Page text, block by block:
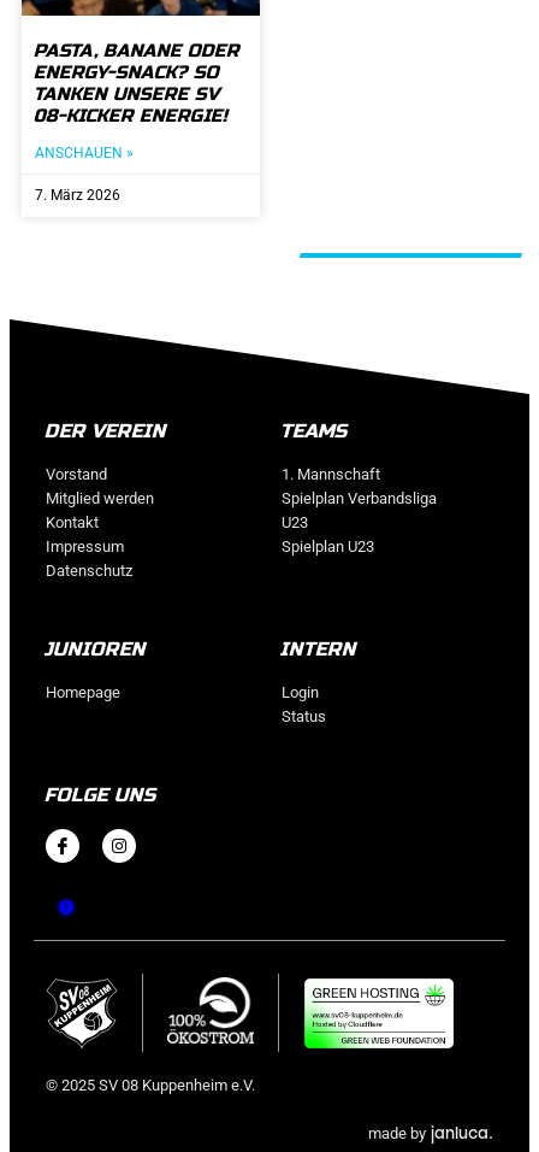
PASTA, BANANE ODER
ENERGY-SNACK? SO
TANKEN UNSERE SV
08-KICKER ENERGIE!
ANSCHAUEN »
7. März 2026
DER VEREIN
Vorstand
Mitglied werden
Kontakt
Impressum
Datenschutz
TEAMS
1. Mannschaft
Spielplan Verbandsliga
U23
Spielplan U23
JUNIOREN
Homepage
INTERN
Login
Status
FOLGE UNS
© 2025 SV 08 Kuppenheim e.V.
made by janluca.